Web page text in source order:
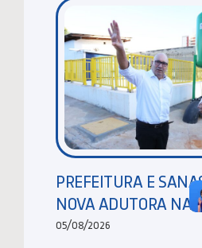
PREFEITURA E
NOVA ADUTORA NA
05/08/2026